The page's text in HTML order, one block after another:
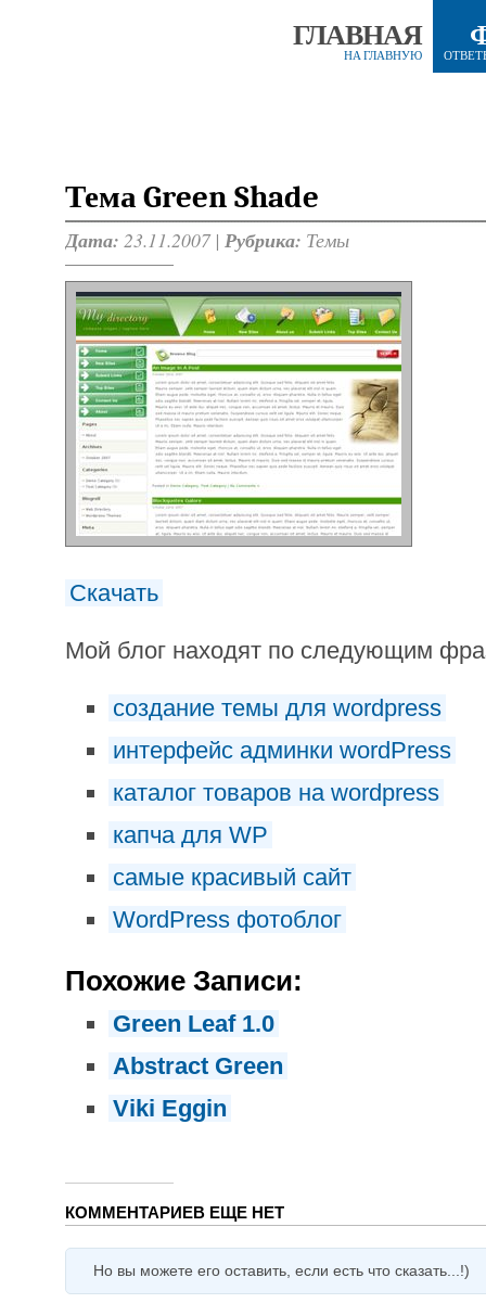
ГЛАВНАЯ
НА ГЛАВНУЮ
Тема Green Shade
Дата: 23.11.2007 | Рубрика: Темы
Скачать
Мой блог находят по следующим
создание темы для wordpress
интерфейс админки wordPress
каталог товаров на wordpress
капча для WP
самые красивый сайт
WordPress фотоблог
Похожие Записи:
Green Leaf 1.0
Abstract Green
Viki Eggin
КОММЕНТАРИЕВ ЕЩЕ НЕТ
Но вы можете его оставить, если есть что сказать...!)